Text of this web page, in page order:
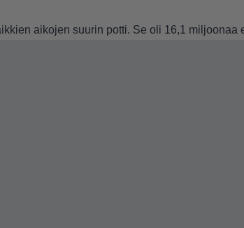
aikojen suurin potti. Se oli 16,1 miljoonaa